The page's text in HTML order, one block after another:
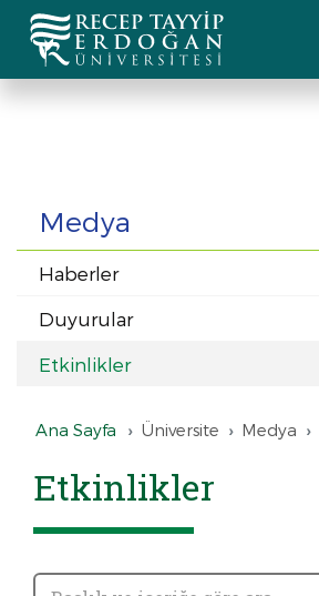
Medya
Haberler
Duyurular
Etkinlikler
Ana Sayfa Üniversite Medya
Etkinlikler